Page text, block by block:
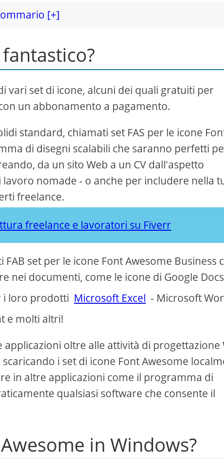
[+]
vari set di icone, alcuni dei quali gratuiti per
un abbonamento a pagamento.
standard, chiamati set FAS per le icone
di disegni scalabili che saranno perfetti
da un sito Web a un CV dall'aspetto
nomade - o anche per includere nella
freelance.
freelance e lavoratori su Fiverr
set per le icone Font Awesome Business
nei documenti, come le icone di Google
i loro prodotti Microsoft Excel - Microsoft
e molti altri!
oltre alle attività di progettazione
i set di icone Font Awesome
in altre applicazioni come il programma di
qualsiasi software che consente il
in Windows?